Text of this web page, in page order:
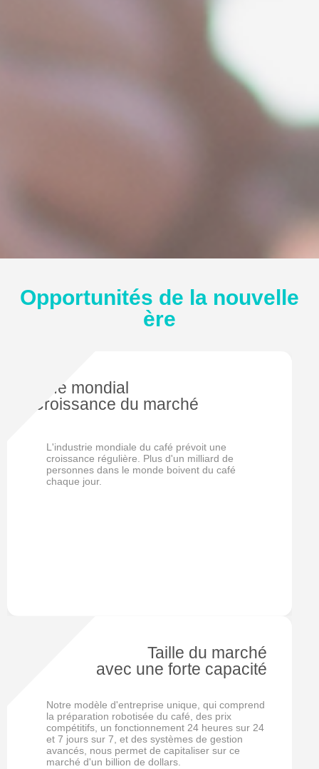
Opportunités de la nouvelle
ère
Café mondial
Croissance du marché
L'industrie mondiale du café prévoit une
croissance régulière. Plus d'un milliard de
personnes dans le monde boivent du café
chaque jour.
Taille du marché
avec une forte capacité
Notre modèle d'entreprise unique, qui comprend
la préparation robotisée du café, des prix
compétitifs, un fonctionnement 24 heures sur 24
et 7 jours sur 7, et des systèmes de gestion
avancés, nous permet de capitaliser sur ce
marché d'un billion de dollars.